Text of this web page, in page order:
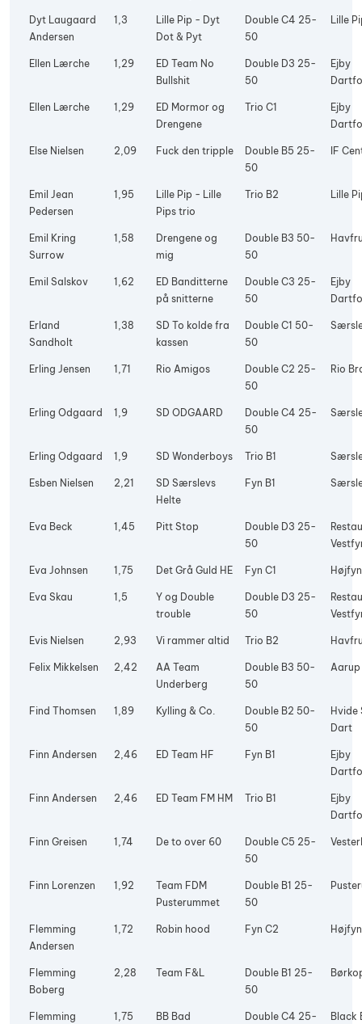
Dyt Laugaard
Andersen
1,3
Lille Pip - Dyt
Dot & Pyt
Double C4 25-
50
Lille
Ellen Lærche 1,29
ED Team No
Bullshit
Double D3 25-
50
Ejby
Ellen Lærche 1,29
ED Mormor og
Drengene
Trio C1
Ejby
Else Nielsen 2,09 Fuck den tripple
Double B5 25-
50
IF
Emil Jean
Pedersen
1,95
Lille Pip - Lille
Pips trio
Trio B2 Lille
Emil Kring
Surrow
1,58
Drengene og
mig
Double B3 50-
50
Emil Salskov 1,62
ED Banditterne
på snitterne
Double C3 25-
50
Ejby
Erland
Sandholt
1,38
SD To kolde fra
kassen
Double C1 50-
50
Erling Jensen 1,71 Rio Amigos
Double C2 25-
50
Rio
Erling Odgaard 1,9 SD ODGAARD
Double C4 25-
50
Erling Odgaard 1,9 SD Wonderboys Trio B1
Esben Nielsen 2,21
SD Særslevs
Helte
Fyn B1
Eva Beck 1,45 Pitt Stop
Double D3 25-
50
Eva Johnsen 1,75 Det Grå Guld HE Fyn C1
Eva Skau 1,5
Y og Double
trouble
Double D3 25-
50
Evis Nielsen 2,93 Vi rammer altid Trio B2
Felix Mikkelsen 2,42
AA Team
Underberg
Double B3 50-
50
Find Thomsen 1,89 Kylling & Co.
Double B2 50-
50
Hvide
Dart
Finn Andersen 2,46 ED Team HF Fyn B1
Ejby
Finn Andersen 2,46 ED Team FM HM Trio B1
Ejby
Finn Greisen 1,74 De to over 60
Double C5 25-
50
Finn Lorenzen 1,92
Team FDM
Pusterummet
Double B1 25-
50
Flemming
Andersen
1,72 Robin hood Fyn C2
Flemming
Boberg
2,28 Team F&L
Double B1 25-
50
Flemming
1,75
BB Bad
Double C4 25-
Black